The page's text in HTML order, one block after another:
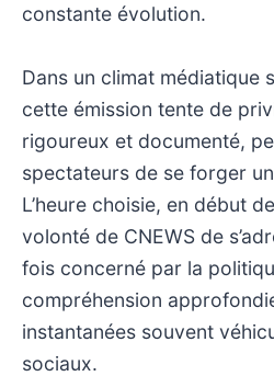
constante évolution.
Dans un climat médiatique
cette émission tente de
rigoureux et documenté,
spectateurs de se forger
L’heure choisie, en début
volonté de CNEWS de
fois concerné par la
compréhension
instantanées souvent
sociaux.